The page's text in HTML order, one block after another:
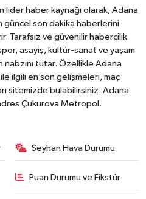
lider haber kaynağı olarak, Adana
güncel son dakika haberlerini
Tarafsız ve güvenilir habercilik
asayiş, kültür-sanat ve yaşam
tutar. Özellikle Adana
ilgili en son gelişmeleri, maç
sitemizde bulabilirsiniz. Adana
Çukurova Metropol.
Seyhan Hava Durumu
Puan Durumu ve Fikstür